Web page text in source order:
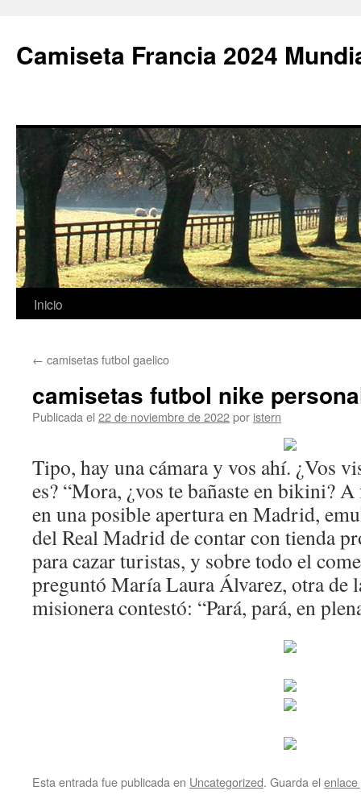
Camiseta Francia 2024
Saltar
contenido
Inicio
← camisetas futbol gaelico
camisetas futbol nike
Publicada el 22 de noviembre de 2022por istern
Tipo, hay una cámara y vos ahí. ¿Vos
es? “Mora, ¿vos te bañaste en bikini?
en una posible apertura en Madrid,
del Real Madrid de contar con tienda
para cazar turistas, y sobre todo el
preguntó María Laura Álvarez, otra de
misionera contestó: “Pará, pará, en
Esta entrada fue publicada en Uncategorized. Guarda el